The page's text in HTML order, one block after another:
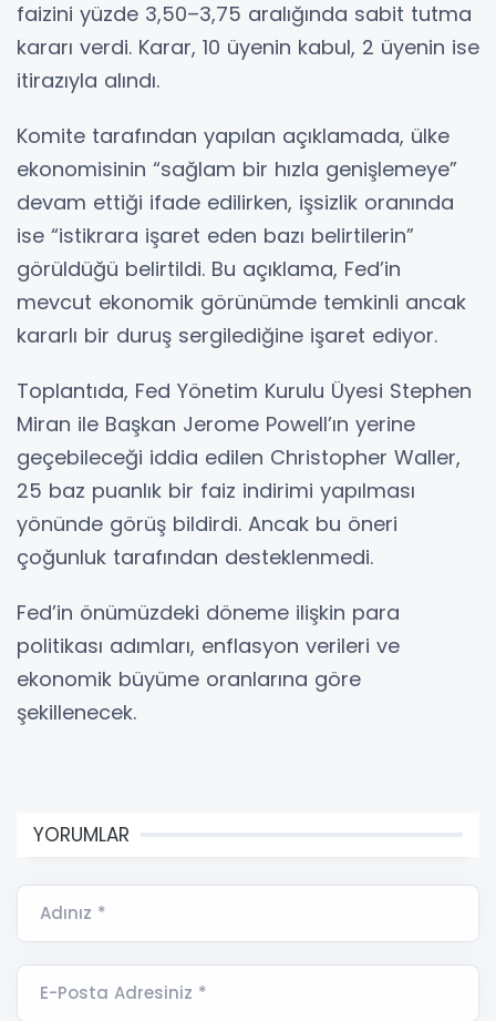
faizini yüzde 3,50–3,75 aralığında sabit tutma
kararı verdi. Karar, 10 üyenin kabul, 2 üyenin ise
itirazıyla alındı.
Komite tarafından yapılan açıklamada, ülke
ekonomisinin “sağlam bir hızla genişlemeye”
devam ettiği ifade edilirken, işsizlik oranında
ise “istikrara işaret eden bazı belirtilerin”
görüldüğü belirtildi. Bu açıklama, Fed’in
mevcut ekonomik görünümde temkinli ancak
kararlı bir duruş sergilediğine işaret ediyor.
Toplantıda, Fed Yönetim Kurulu Üyesi Stephen
Miran ile Başkan Jerome Powell’ın yerine
geçebileceği iddia edilen Christopher Waller,
25 baz puanlık bir faiz indirimi yapılması
yönünde görüş bildirdi. Ancak bu öneri
çoğunluk tarafından desteklenmedi.
Fed’in önümüzdeki döneme ilişkin para
politikası adımları, enflasyon verileri ve
ekonomik büyüme oranlarına göre
şekillenecek.
YORUMLAR
Adınız *
E-Posta Adresiniz *